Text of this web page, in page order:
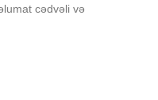
cədvəli və